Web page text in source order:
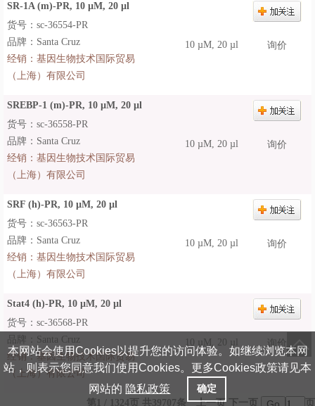
SR-1A (m)-PR, 10 µM, 20 µl
10 µM, 20 µl 询价
货号：sc-36554-PR
品牌：Santa Cruz
经销： 基因生物技术国际贸易
（上海）有限公司
SREBP-1 (m)-PR, 10 µM, 20 µl
10 µM, 20 µl 询价
货号：sc-36558-PR
品牌：Santa Cruz
经销： 基因生物技术国际贸易
（上海）有限公司
SRF (h)-PR, 10 µM, 20 µl
10 µM, 20 µl 询价
货号：sc-36563-PR
品牌：Santa Cruz
经销： 基因生物技术国际贸易
（上海）有限公司
Stat4 (h)-PR, 10 µM, 20 µl
10 µM, 20 µl 询价
货号：sc-36568-PR
品牌：Santa Cruz
经销：基因生物技术国际贸易
（上海）有限公司
第1 / 1324页 共39707条 上一页 下一页 页
本网站会使用Cookies以提升您的访问体验。如继续浏览本网
站，则表示您同意我们使用Cookies。更多Cookies政策请见本
网站的 隐私政策 确定